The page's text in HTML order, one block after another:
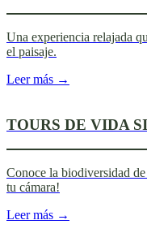
Una experiencia relajada
el paisaje.
Leer más →
TOURS DE VIDA
Conoce la biodiversidad
tu cámara!
Leer más →